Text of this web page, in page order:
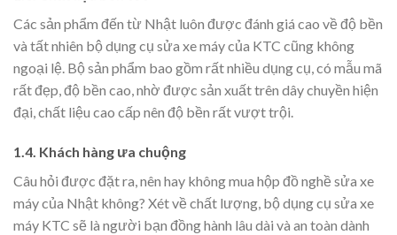
Các sản phẩm đến từ Nhật luôn được đánh giá cao về độ bền
và tất nhiên bộ dụng cụ sửa xe máy của KTC cũng không
ngoại lệ. Bộ sản phẩm bao gồm rất nhiều dụng cụ, có mẫu mã
rất đẹp, độ bền cao, nhờ được sản xuất trên dây chuyền hiện
đại, chất liệu cao cấp nên độ bền rất vượt trội.
1.4. Khách hàng ưa chuộng
Câu hỏi được đặt ra, nên hay không mua hộp đồ nghề sửa xe
máy của Nhật không? Xét về chất lượng, bộ dụng cụ sửa xe
máy KTC sẽ là người bạn đồng hành lâu dài và an toàn dành